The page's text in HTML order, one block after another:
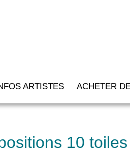
ARTISTES ACHETER
10 toiles